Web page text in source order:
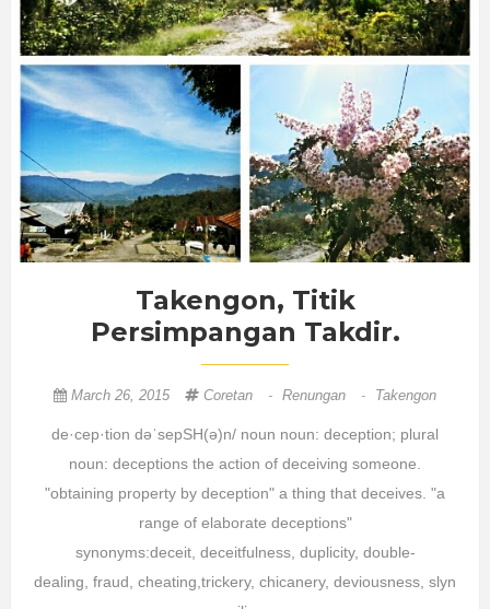
Takengon, Titik
Persimpangan Takdir.
March 26, 2015 Coretan - Renungan - Takengon
de·cep·tion dəˈsepSH(ə)n/ noun noun: deception; plural
noun: deceptions the action of deceiving someone.
"obtaining property by deception" a thing that deceives. "a
range of elaborate deceptions"
synonyms:deceit, deceitfulness, duplicity, double-
dealing, fraud, cheating,trickery, chicanery, deviousness, slyn